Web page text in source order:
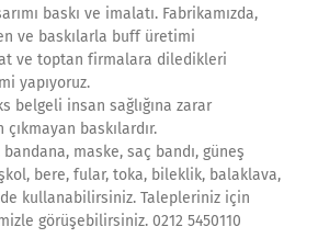
baskı ve imalatı. Fabrikamızda,
ve baskılarla buff üretimi
ve toptan firmalara diledikleri
yapıyoruz.
belgeli insan sağlığına zarar
baskılardır.
bandana, maske, saç bandı, güneş
bere, fular, toka, bileklik, balaklava,
kullanabilirsiniz. Talepleriniz için
görüşebilirsiniz. 0212 5450110